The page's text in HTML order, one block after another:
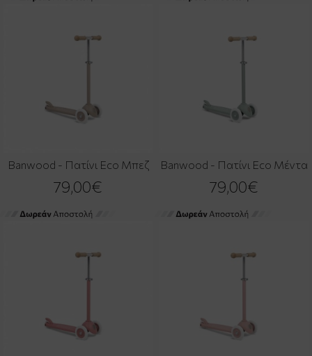
Banwood - Πατίνι Eco Μπεζ
79,00€
Banwood - Πατίνι Eco Μέντα
79,00€